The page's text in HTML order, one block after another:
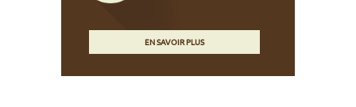
EN SAVOIR PLUS